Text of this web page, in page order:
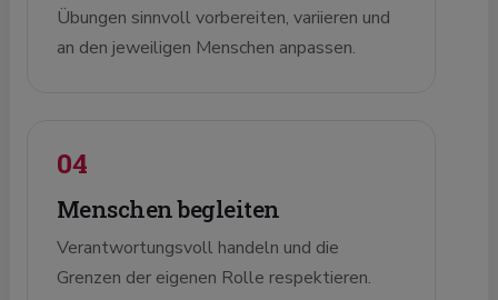
Übungen sinnvoll vorbereiten, variieren und
an den jeweiligen Menschen anpassen.
04
Menschen begleiten
Verantwortungsvoll handeln und die
Grenzen der eigenen Rolle respektieren.